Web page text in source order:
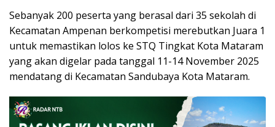
Sebanyak 200 peserta yang berasal dari 35 sekolah di
Kecamatan Ampenan berkompetisi merebutkan Juara 1
untuk memastikan lolos ke STQ Tingkat Kota Mataram
yang akan digelar pada tanggal 11-14 November 2025
mendatang di Kecamatan Sandubaya Kota Mataram.